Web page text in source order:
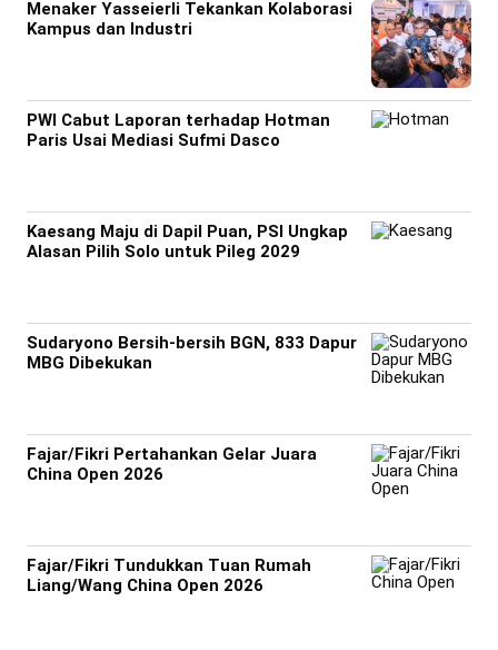
Menaker Yasseierli Tekankan Kolaborasi
Kampus dan Industri
PWI Cabut Laporan terhadap Hotman
Paris Usai Mediasi Sufmi Dasco
Kaesang Maju di Dapil Puan, PSI Ungkap
Alasan Pilih Solo untuk Pileg 2029
Sudaryono Bersih-bersih BGN, 833 Dapur
MBG Dibekukan
Fajar/Fikri Pertahankan Gelar Juara
China Open 2026
Fajar/Fikri Tundukkan Tuan Rumah
Liang/Wang China Open 2026